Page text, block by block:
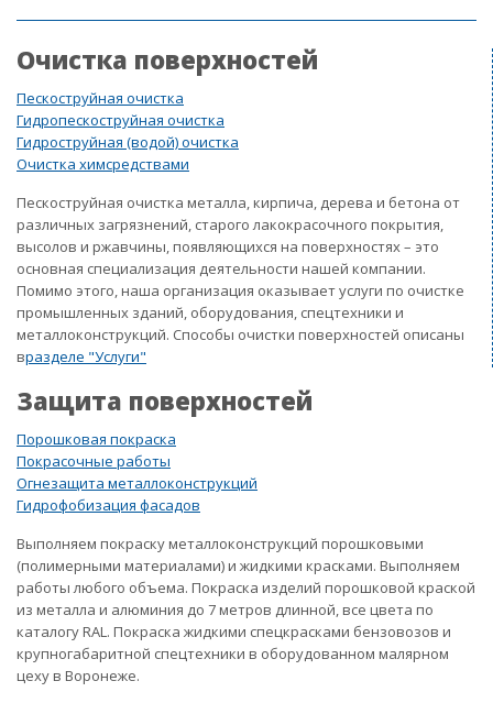
Очистка поверхностей
Пескоструйная очистка
Гидропескоструйная очистка
Гидроструйная (водой) очистка
Очистка химсредствами
Пескоструйная очистка металла, кирпича, дерева и бетона от
различных загрязнений, старого лакокрасочного покрытия,
высолов и ржавчины, появляющихся на поверхностях – это
основная специализация деятельности нашей компании.
Помимо этого, наша организация оказывает услуги по очистке
промышленных зданий, оборудования, спецтехники и
металлоконструкций. Способы очистки поверхностей описаны
вразделе "Услуги"
Защита поверхностей
Порошковая покраска
Покрасочные работы
Огнезащита металлоконструкций
Гидрофобизация фасадов
Выполняем покраску металлоконструкций порошковыми
(полимерными материалами) и жидкими красками. Выполняем
работы любого объема. Покраска изделий порошковой краской
из металла и алюминия до 7 метров длинной, все цвета по
каталогу RAL. Покраска жидкими спецкрасками бензовозов и
крупногабаритной спецтехники в оборудованном малярном
цеху в Воронеже.